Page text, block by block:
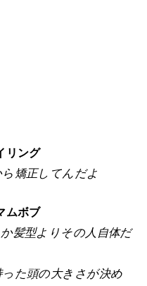
リング
矯正してんだよ
ムボブ
髪型よりその人自体だ
た頭の大きさが決め